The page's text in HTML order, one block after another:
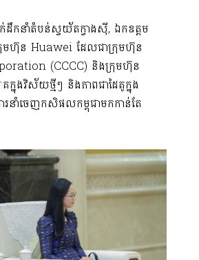
ក់ដឹកនាំតំបន់ស្វយ័តក្វាងស៊ី, ឯកឧត្តម
រុមហ៊ុន Huawei ដែលជាក្រុមហ៊ុន
(CCCC) និងក្រុមហ៊ុន
ងវិស័យថ្មីៗ និងភាពជាដៃគូក្នុង
រនាំចេញកសិផលកម្ពុជាមកកាន់តែ